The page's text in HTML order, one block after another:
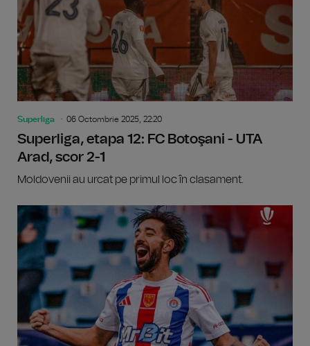
Superliga 06 Octombrie 2025, 22:20
Superliga, etapa 12: FC Botoşani - UTA
Arad, scor 2-1
Moldovenii au urcat pe primul loc în clasament.